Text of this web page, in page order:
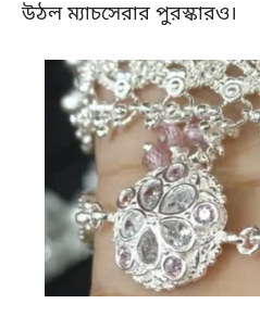
উঠল ম্যাচসেরার পুরস্কারও।